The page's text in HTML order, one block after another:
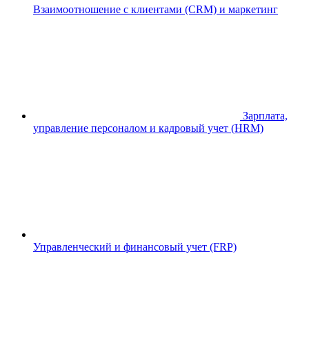
Взаимоотношение с клиентами (CRM) и маркетинг
Зарплата,
управление персоналом и кадровый учет (HRM)
Управленческий и финансовый учет (FRP)